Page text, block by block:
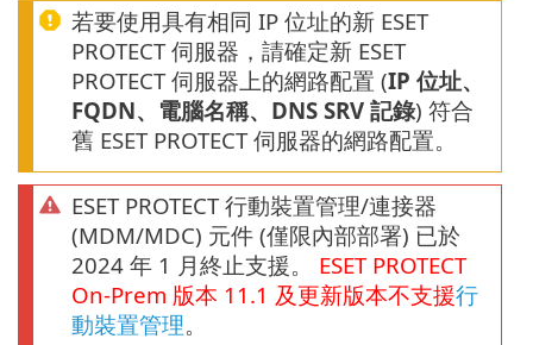
若要使用具有相同 IP 位址的新 ESET
PROTECT 伺服器，請確定新 ESET
PROTECT 伺服器上的網路配置 (IP 位址、
FQDN、電腦名稱、DNS SRV 記錄) 符合
舊 ESET PROTECT 伺服器的網路配置。
ESET PROTECT 行動裝置管理/連接器
(MDM/MDC) 元件 (僅限內部部署) 已於
2024 年 1 月終止支援。 ESET PROTECT
On-Prem 版本 11.1 及更新版本不支援行
動裝置管理。